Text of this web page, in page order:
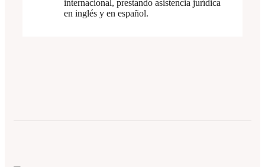
internacional, prestando asistencia jurídica
en inglés y en español.